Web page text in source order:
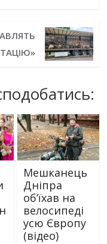
Мешканець
Дніпра
об’їхав на
велосипеді
усю Європу
(відео)